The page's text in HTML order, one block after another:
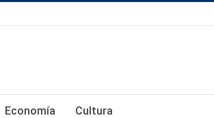
Economía Cultura